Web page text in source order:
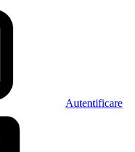
Autentificare